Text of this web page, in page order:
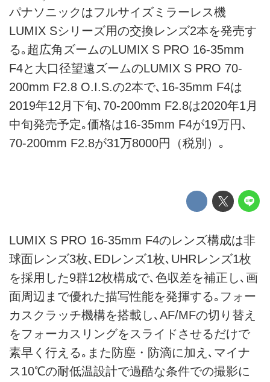
パナソニックはフルサイズミラーレス機
LUMIX Sシリーズ用の交換レンズ2本を発売す
る｡超広角ズームのLUMIX S PRO 16-35mm
F4と大口径望遠ズームのLUMIX S PRO 70-
200mm F2.8 O.I.S.の2本で､16-35mm F4は
2019年12月下旬､70-200mm F2.8は2020年1月
中旬発売予定｡価格は16-35mm F4が19万円､
70-200mm F2.8が31万8000円（税別）｡
LUMIX S PRO 16-35mm F4のレンズ構成は非
球面レンズ3枚､EDレンズ1枚､UHRレンズ1枚
を採用した9群12枚構成で､色収差を補正し､画
面周辺まで優れた描写性能を発揮する｡フォー
カスクラッチ機構を搭載し､AF/MFの切り替え
をフォーカスリングをスライドさせるだけで
素早く行える｡また防塵・防滴に加え､マイナ
ス10℃の耐低温設計で過酷な条件での撮影に